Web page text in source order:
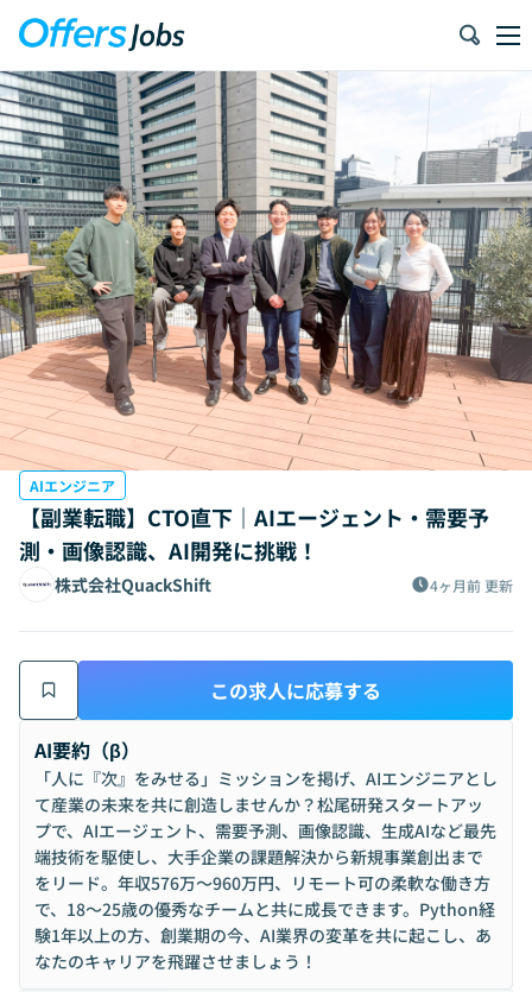
AIエンジニア
【副業転職】CTO直下｜AIエージェント・需要予
測・画像認識、AI開発に挑戦！
株式会社QuackShift 4ヶ月前 更新
この求人に応募する
AI要約（β）
「人に『次』をみせる」ミッションを掲げ、AIエンジニアとし
て産業の未来を共に創造しませんか？松尾研発スタートアッ
プで、AIエージェント、需要予測、画像認識、生成AIなど最先
端技術を駆使し、大手企業の課題解決から新規事業創出まで
をリード。年収576万〜960万円、リモート可の柔軟な働き方
で、18〜25歳の優秀なチームと共に成長できます。Python経
験1年以上の方、創業期の今、AI業界の変革を共に起こし、あ
なたのキャリアを飛躍させましょう！